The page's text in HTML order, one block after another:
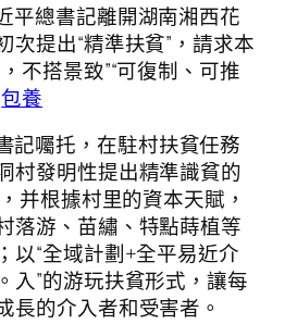
平總書記離開湖南湘西花
次提出“精準扶貧”，請求本
不搭景致”“可復制、可推
包養
記囑托，在駐村扶貧任務
村發明性提出精準識貧的
并根據村里的資本天賦，
落游、苗繡、特點蒔植等
以“全域計劃+全平易近介
入”的游玩扶貧形式，讓每
長的介入者和受害者。